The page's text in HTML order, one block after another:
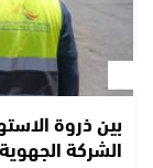
بين ذروة
الشركة